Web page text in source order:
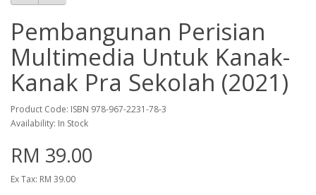
Pembangunan Perisian
Multimedia Untuk Kanak-
Kanak Pra Sekolah (2021)
Product Code: ISBN 978-967-2231-78-3
Availability: In Stock
RM 39.00
Ex Tax: RM 39.00